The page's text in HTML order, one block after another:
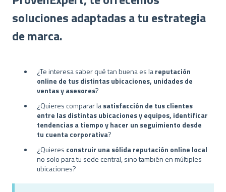
soluciones adaptadas a tu estrategia
de marca.
¿Te interesa saber qué tan buena es lareputación
online de tus distintas ubicaciones, unidades de
ventas y asesores?
¿Quieres comparar lasatisfacción de tus clientes
entre las distintas ubicaciones y equipos, identificar
tendencias a tiempo y hacer un seguimiento desde
tu cuenta corporativa?
¿Quieres construir una sólida reputación online local
no solo para tu sede central, sino también en múltiples
ubicaciones?